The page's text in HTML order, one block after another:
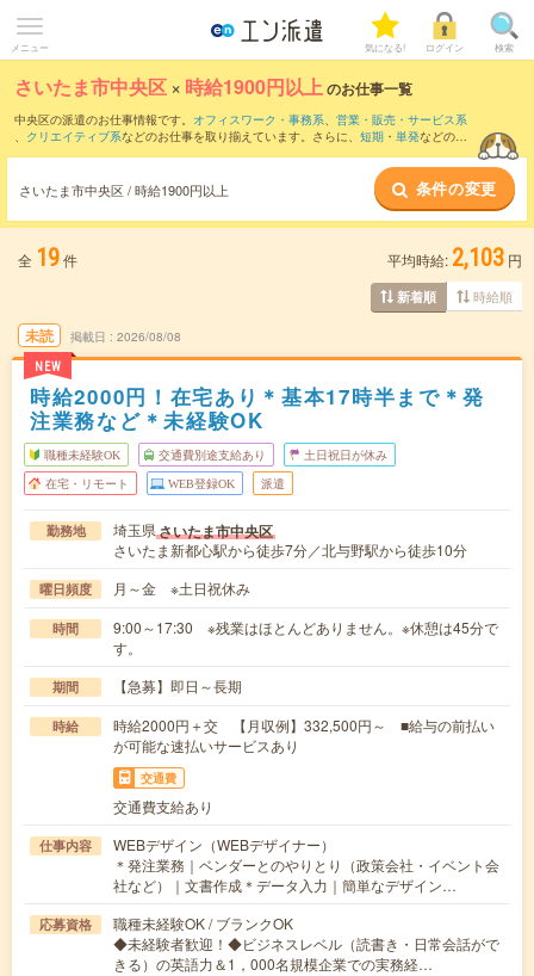
メニュー 気になる! ログイン 検索
さいたま市中央区 × 時給1900円以上のお仕事一覧
中央区の派遣のお仕事情報です。 オフィスワーク・事務系、 営業・販売・サービス系
、 クリエイティブ系などのお仕事を取り揃えています。さらに、 短期 ・ 単発などの期
さいたま市中央区 / 時給1900円以上 条件の変更
全 19件 平均時給: 2,103 円
新着順 時給順
未読
NEW
掲載日 2026/08/08
時給2000円！在宅あり＊基本17時半まで＊発
注業務など＊未経験OK
職種未経験OK 交通費別途支給あり 土日祝日が休み
在宅・リモート WEB登録OK 派遣
勤務地 埼玉県さいたま市中央区
さいたま新都心駅から徒歩7分／北与野駅から徒歩10分
曜日頻度 月～金 ※土日祝休み
時間
9:00～17:30 ※残業はほとんどありません。※休憩は45分で
す。
期間 【急募】即日～長期
時給
時給2000円＋交 【月収例】332,500円～ ■給与の前払い
が可能な速払いサービスあり
交通費
交通費支給あり
仕事内容
WEBデザイン（WEBデザイナー）
＊発注業務｜ベンダーとのやりとり（政策会社・イベント会
社など）｜文書作成＊データ入力｜簡単なデザイン…
応募資格
職種未経験OK / ブランクOK
◆未経験者歓迎！◆ビジネスレベル（読書き・日常会話がで
きる）の英語力＆1，000名規模企業での実務経…